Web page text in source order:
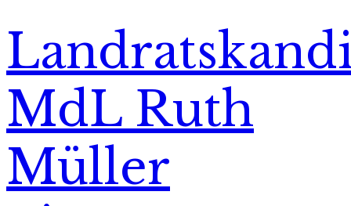
MdL Ruth
Müller